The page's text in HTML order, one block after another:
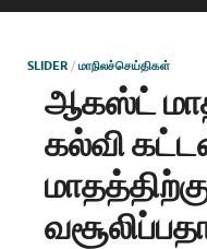
SLIDER / மாநிலச்செய்திகள்
ஆகஸ்ட்
கல்வி